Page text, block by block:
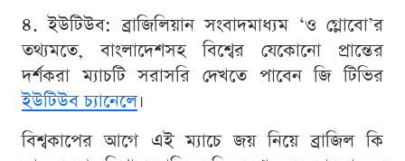
৪. ইউটিউব: ব্রাজিলিয়ান সংবাদমাধ্যম ‘ও গ্লোবো’র
তথ্যমতে, বাংলাদেশসহ বিশ্বের যেকোনো প্রান্তের
দর্শকরা ম্যাচটি সরাসরি দেখতে পাবেন জি টিভির
ইউটিউব চ্যানেলে।
বিশ্বকাপের আগে এই ম্যাচে জয় নিয়ে ব্রাজিল কি